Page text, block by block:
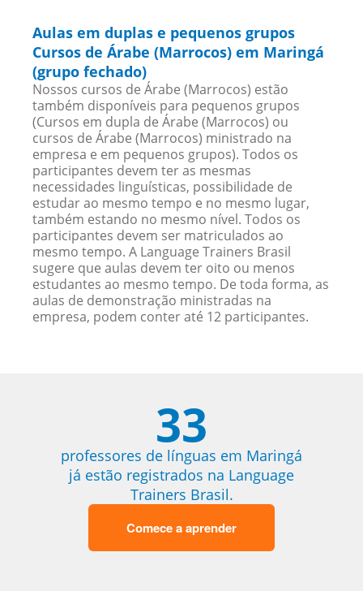
Aulas em duplas e pequenos grupos
Cursos de Árabe (Marrocos) em Maringá
(grupo fechado)
Nossos cursos de Árabe (Marrocos) estão
também disponíveis para pequenos grupos
(Cursos em dupla de Árabe (Marrocos) ou
cursos de Árabe (Marrocos) ministrado na
empresa e em pequenos grupos). Todos os
participantes devem ter as mesmas
necessidades linguísticas, possibilidade de
estudar ao mesmo tempo e no mesmo lugar,
também estando no mesmo nível. Todos os
participantes devem ser matriculados ao
mesmo tempo. A Language Trainers Brasil
sugere que aulas devem ter oito ou menos
estudantes ao mesmo tempo. De toda forma, as
aulas de demonstração ministradas na
empresa, podem conter até 12 participantes.
33
professores de línguas em Maringá
já estão registrados na Language
Trainers Brasil.
Comece a aprender